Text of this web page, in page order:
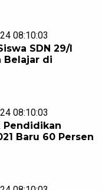
08:10:03
SDN 29/I
Belajar di
08:10:03
Pendidikan
Baru 60 Persen